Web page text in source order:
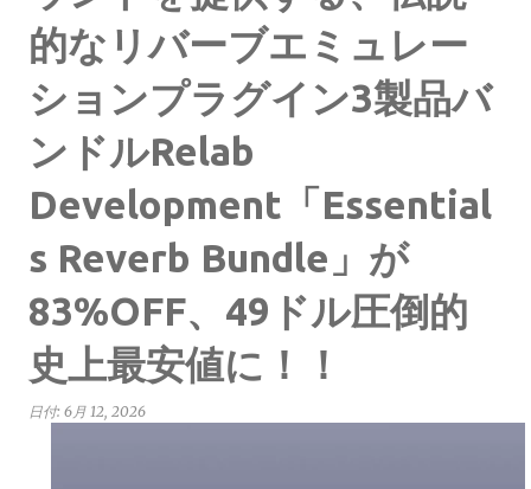
的なリバーブエミュレー
ションプラグイン3製品バ
ンドルRelab
Development「Essential
s Reverb Bundle」が
83%OFF、49ドル圧倒的
史上最安値に！！
日付: 6月 12, 2026